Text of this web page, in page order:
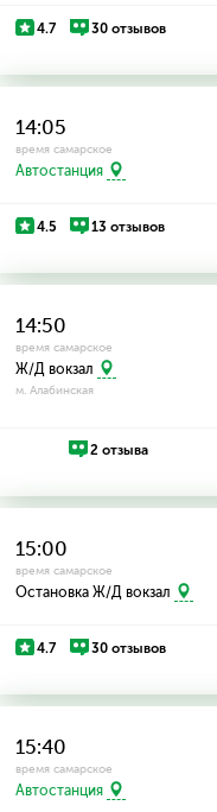
4.7 30 отзывов
14:05
время самарское
Автостанция
4.5 13 отзывов
14:50
время самарское
Ж/Д вокзал
м. Алабинская
2 отзыва
15:00
время самарское
Остановка Ж/Д вокзал
4.7 30 отзывов
15:40
время самарское
Автостанция